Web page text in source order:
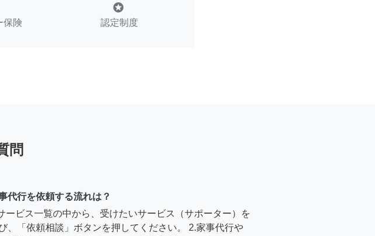
保険
stars
認定制度
問
代行を依頼する流れは？
ービス一覧の中から、受けたいサービス（サポーター）を
、「依頼相談」ボタンを押してください。 2.家事代行や